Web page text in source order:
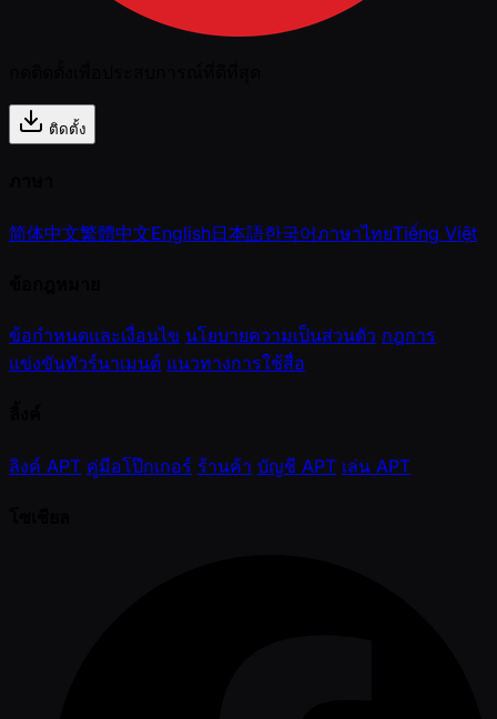
ติดตั้ง
简体中文繁體中文English日本語한국어ภาษาไทยTiếng Việt
ข้อกำหนดและเงื่อนไข นโยบายความเป็นส่วนตัว กฎการ
แข่งขันทัวร์นาเมนต์ แนวทางการใช้สื่อ
ลิงค์ APT คู่มือโป๊กเกอร์ ร้านค้า บัญชี APT เล่น APT